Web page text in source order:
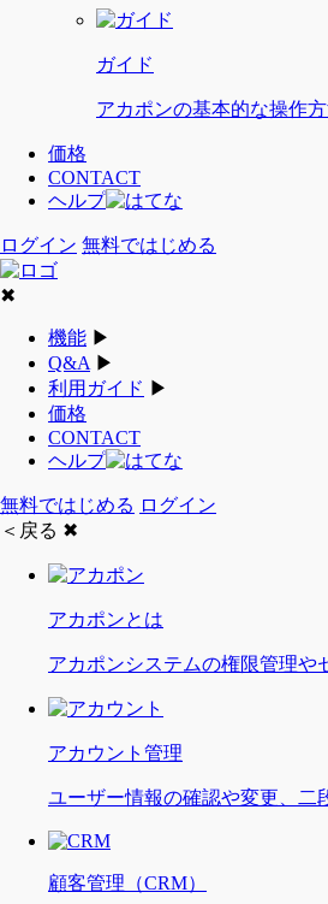
ガイド
アカポンの基本的な操作
価格
CONTACT
ヘルプ
ログイン 無料ではじめる
✖
機能 ▶
Q&A ▶
利用ガイド ▶
価格
CONTACT
ヘルプ
無料ではじめる ログイン
＜戻る ✖
アカポンとは
アカポンシステムの権限管理や
アカウント管理
ユーザー情報の確認や変更、二
顧客管理（CRM）